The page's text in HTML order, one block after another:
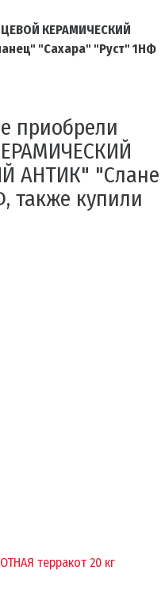
КЕРАМИЧЕСКИЙ
"Сахара" "Руст" 1НФ
приобрели
АНТИК"
также купили